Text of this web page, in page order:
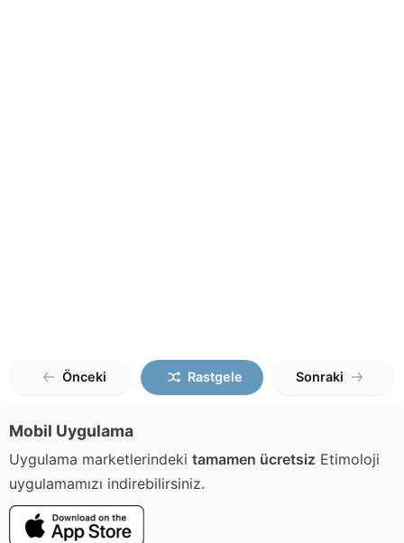
Önceki Rastgele Sonraki
Mobil Uygulama
Uygulama marketlerindeki tamamen ücretsiz Etimoloji
uygulamamızı indirebilirsiniz.